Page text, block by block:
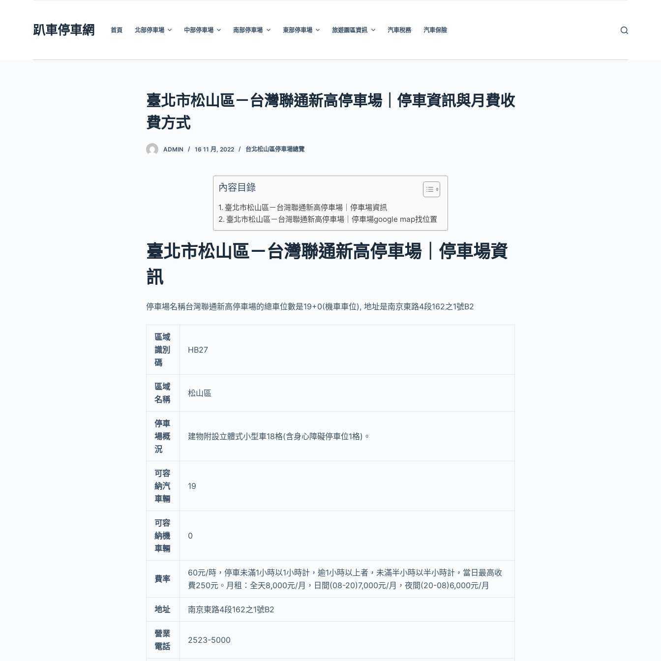
趴車停車網 首頁 北部停車場 中部停車場 南部停車場 東部停車場 旅遊園區資訊 汽車稅務 汽車保險
臺北市松山區－台灣聯通新高停車場｜停車資訊與月費收
費方式
ADMIN 16 11 月, 2022 台北松山區停車場總覽
內容目錄
臺北市松山區－台灣聯通新高停車場｜停車場資訊
臺北市松山區－台灣聯通新高停車場｜停車場google map找位置
臺北市松山區－台灣聯通新高停車場｜停車場資
訊
停車場名稱台灣聯通新高停車場的總車位數是19+0(機車車位), 地址是南京東路4段162之1號B2
區域
識別
碼
HB27
區域
名稱
松山區
停車
場概
況
建物附設立體式小型車18格(含身心障礙停車位1格)。
可容
納汽
車輛
19
可容
納機
車輛
0
費率
60元/時，停車未滿1小時以1小時計，逾1小時以上者，未滿半小時以半小時計，當日最高收
費250元。月租：全天8,000元/月，日間(08-20)7,000元/月，夜間(20-08)6,000元/月
地址 南京東路4段162之1號B2
營業
電話
2523-5000